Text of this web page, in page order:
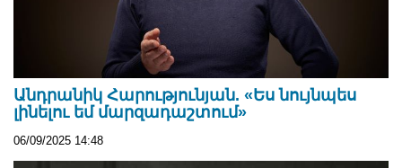
Անդրանիկ Հարությունյան. «Ես նույնպես
լինելու եմ մարզադաշտում»
06/09/2025 14:48